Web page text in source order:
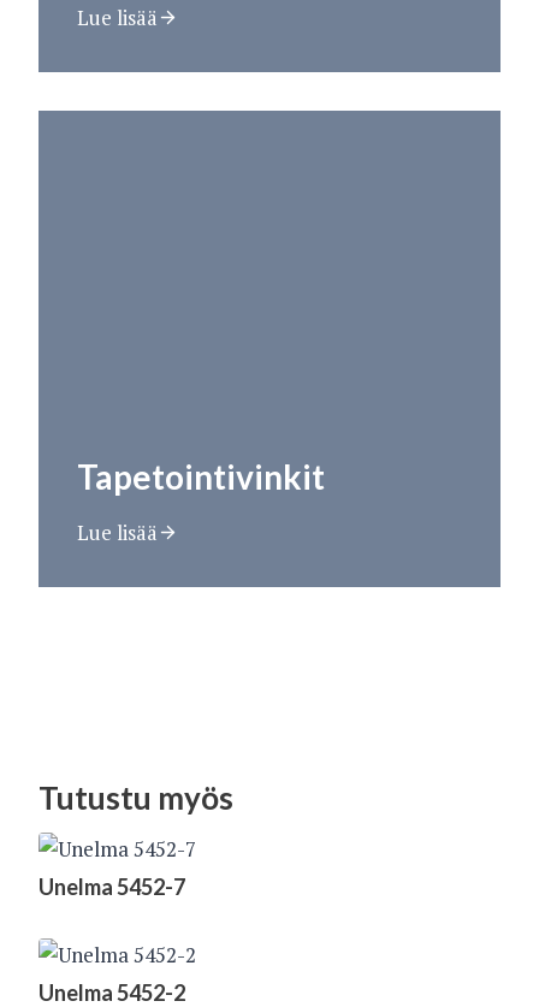
Lue lisää
Tapetointivinkit
Lue lisää
Tutustu myös
Unelma 5452-7
Unelma 5452-2